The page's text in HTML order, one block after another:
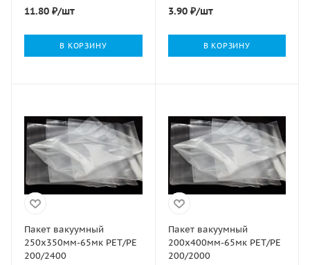
11.80 ₽/шт
В КОРЗИНУ
3.90₽/шт
В КОРЗИНУ
Пакет вакуумный
250х350мм-65мк РЕТ/РЕ
200/2400
Пакет вакуумный
200х400мм-65мк РЕТ/РЕ
200/2000